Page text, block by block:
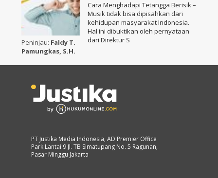
Peninjau: Faldy T.
Pamungkas, S.H.
Cara Menghadapi Tetangga Berisik –
Musik tidak bisa dipisahkan dari
kehidupan masyarakat Indonesia.
Hal ini dibuktikan oleh pernyataan
dari Direktur S
PT Justika Media Indonesia, AD Premier Office
Park Lantai 9 Jl. TB Simatupang No. 5 Ragunan,
Pasar Minggu Jakarta